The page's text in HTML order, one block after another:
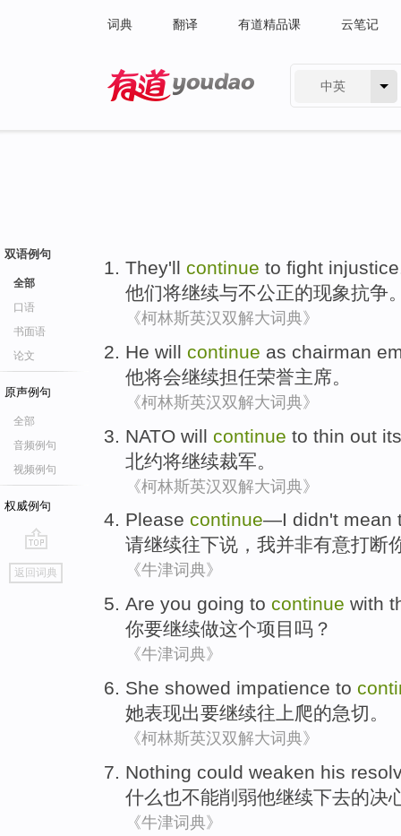
词典 翻译 有道精品课 云笔记
中英
双语例句
全部
口语
书面语
论文
原声例句
全部
音频例句
视频例句
权威例句
go
top
返回词典
They'll continue to fight injustice
他们将继续与不公正的现象抗争
《柯林斯英汉双解大词典》
He will continue as chairman
他将会继续担任荣誉主席。
《柯林斯英汉双解大词典》
NATO will continue to thin out
北约将继续裁军 。
《柯林斯英汉双解大词典》
Please continue—I didn't mean
请继续往下说 ， 我并非有意打断
《牛津词典》
Are you going to continue with
你要继续做这个项目 吗？
《牛津词典》
She showed impatience to
她表现出要继续往上爬的急切。
《柯林斯英汉双解大词典》
Nothing could weaken his
什么也不能削弱他继续下去的决
《牛津词典》